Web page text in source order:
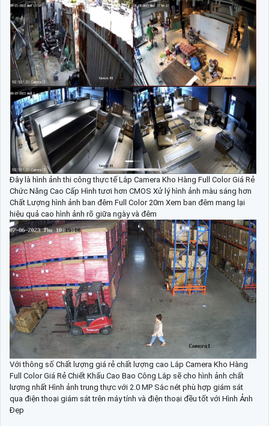
Đây là hình ảnh thi công thực tế Lắp Camera Kho Hàng Full Color Giá Rẻ
Chức Năng Cao Cấp Hình tươi hơn CMOS Xử lý hình ảnh màu sáng hơn
Chất Lượng hình ảnh ban đêm Full Color 20m Xem ban đêm mang lại
hiệu quả cao hình ảnh rõ giữa ngày và đêm
Với thông số Chất lượng giá rẻ chất lượng cao Lắp Camera Kho Hàng
Full Color Giá Rẻ Chiết Khấu Cao Bao Công Lắp sẽ cho hình ảnh chất
lượng nhất Hình ảnh trung thực với 2.0 MP Sắc nét phù hợp giám sát
qua điện thoại giám sát trên máy tính và điện thoại đều tốt với Hình Ảnh
Đẹp